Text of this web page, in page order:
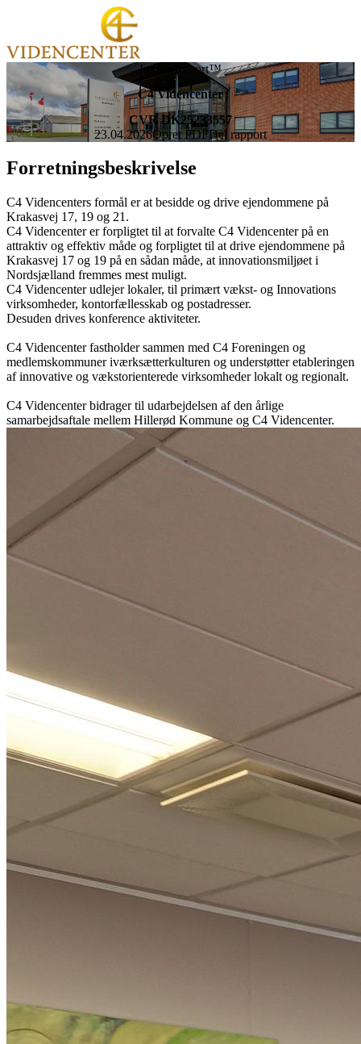
ImpactReport™
C4 Videncenter
CVR DK25233557
23.04.2026Opret PDFDel rapport
Forretningsbeskrivelse
C4 Videncenters formål er at besidde og drive ejendommene på
Krakasvej 17, 19 og 21.
C4 Videncenter er forpligtet til at forvalte C4 Videncenter på en
attraktiv og effektiv måde og forpligtet til at drive ejendommene på
Krakasvej 17 og 19 på en sådan måde, at innovationsmiljøet i
Nordsjælland fremmes mest muligt.
C4 Videncenter udlejer lokaler, til primært vækst- og Innovations
virksomheder, kontorfællesskab og postadresser.
Desuden drives konference aktiviteter.
C4 Videncenter fastholder sammen med C4 Foreningen og
medlemskommuner iværksætterkulturen og understøtter etableringen
af innovative og vækstorienterede virksomheder lokalt og regionalt.
C4 Videncenter bidrager til udarbejdelsen af den årlige
samarbejdsaftale mellem Hillerød Kommune og C4 Videncenter.